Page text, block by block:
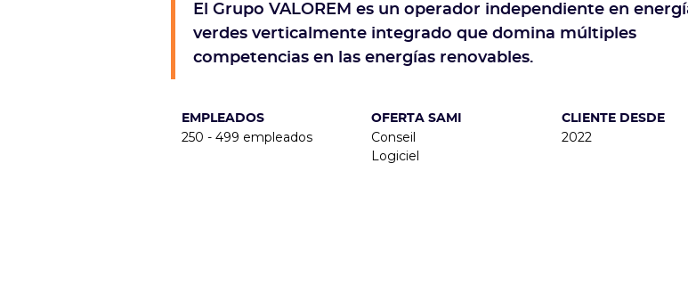
El Grupo VALOREM es un operador independiente en
verdes verticalmente integrado que domina múltiples
competencias en las energías renovables.
EMPLEADOS
250 - 499 empleados
OFERTA SAMI
Conseil
Logiciel
CLIENTE DESDE
2022